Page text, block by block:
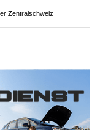
Zentralschweiz